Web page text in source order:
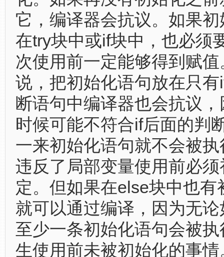
它，编译器会抗议。如果
在try块中或if块中，也必须
次使用前一定能够得到赋
说，把初始化语句放在只
断语句中编译器也会抗议
时候可能不符合if后面的判
一来初始化语句就不会被
违反了局部变量使用前必
定。但如果在else块中也有
就可以通过编译，因为无
至少一条初始化语句会被
生使用前未被初始化的事